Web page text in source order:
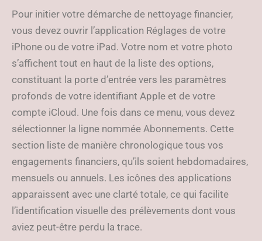
Pour initier votre démarche de nettoyage financier,
vous devez ouvrir l’application Réglages de votre
iPhone ou de votre iPad. Votre nom et votre photo
s’affichent tout en haut de la liste des options,
constituant la porte d’entrée vers les paramètres
profonds de votre identifiant Apple et de votre
compte iCloud. Une fois dans ce menu, vous devez
sélectionner la ligne nommée Abonnements. Cette
section liste de manière chronologique tous vos
engagements financiers, qu’ils soient hebdomadaires,
mensuels ou annuels. Les icônes des applications
apparaissent avec une clarté totale, ce qui facilite
l’identification visuelle des prélèvements dont vous
aviez peut-être perdu la trace.